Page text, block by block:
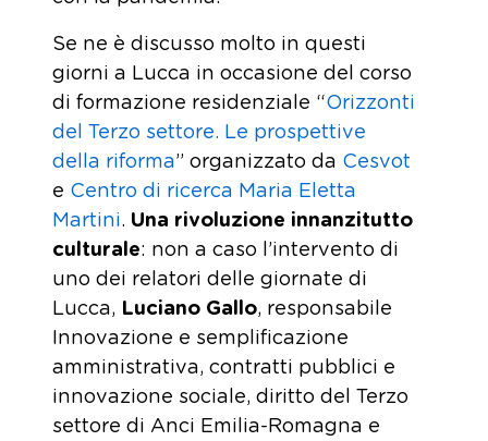
Se ne è discusso molto in questi
giorni a Lucca in occasione del corso
di formazione residenziale “Orizzonti
del Terzo settore. Le prospettive
della riforma” organizzato da Cesvot
e Centro di ricerca Maria Eletta
Martini. Una rivoluzione innanzitutto
culturale: non a caso l’intervento di
uno dei relatori delle giornate di
Lucca, Luciano Gallo, responsabile
Innovazione e semplificazione
amministrativa, contratti pubblici e
innovazione sociale, diritto del Terzo
settore di Anci Emilia-Romagna e